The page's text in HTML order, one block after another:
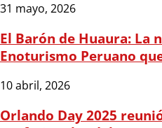
31 mayo, 2026
El Barón de Huaura: La
Enoturismo Peruano
10 abril, 2026
Orlando Day 2025